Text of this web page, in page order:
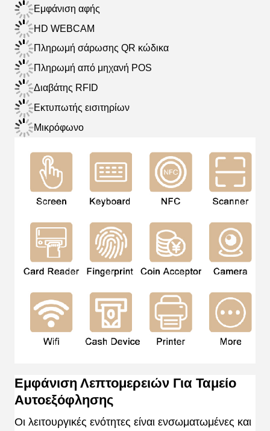
Εμφάνιση αφής
HD WEBCAM
Πληρωμή σάρωσης QR κώδικα
Πληρωμή από μηχανή POS
Διαβάτης RFID
Εκτυπωτής εισιτηρίων
Μικρόφωνο
Εμφάνιση Λεπτομερειών Για Ταμείο
Αυτοεξόφλησης
Οι λειτουργικές ενότητες είναι ενσωματωμένες και